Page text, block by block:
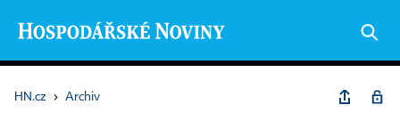
HN.cz › Archiv